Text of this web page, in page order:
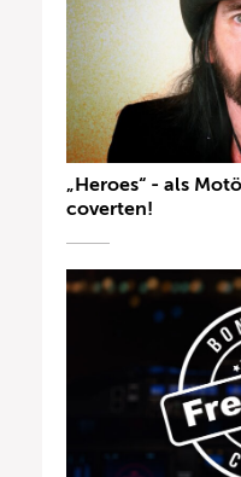
„Heroes“ - als
coverten!